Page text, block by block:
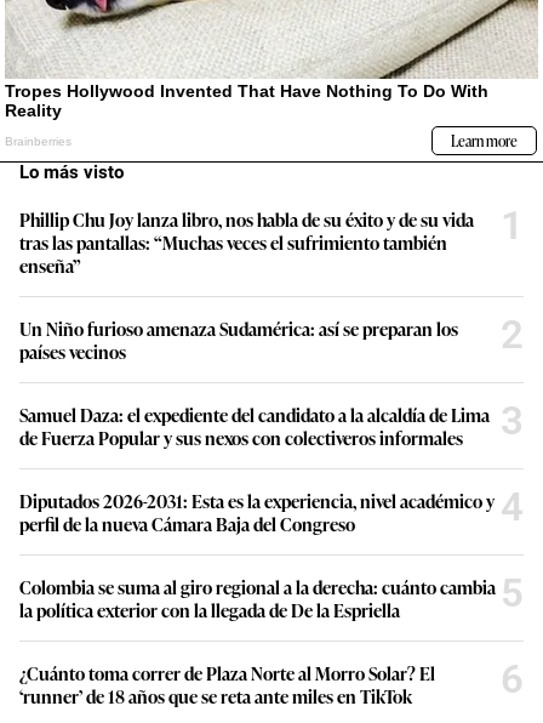
Lo más visto
Phillip Chu Joy lanza libro, nos habla de su éxito y de su vida
tras las pantallas: “Muchas veces el sufrimiento también
enseña”
1
Un Niño furioso amenaza Sudamérica: así se preparan los
países vecinos
2
Samuel Daza: el expediente del candidato a la alcaldía de Lima
de Fuerza Popular y sus nexos con colectiveros informales
3
Diputados 2026-2031: Esta es la experiencia, nivel académico y
perfil de la nueva Cámara Baja del Congreso
4
Colombia se suma al giro regional a la derecha: cuánto cambia
la política exterior con la llegada de De la Espriella
5
¿Cuánto toma correr de Plaza Norte al Morro Solar? El
‘runner’ de 18 años que se reta ante miles en TikTok
6